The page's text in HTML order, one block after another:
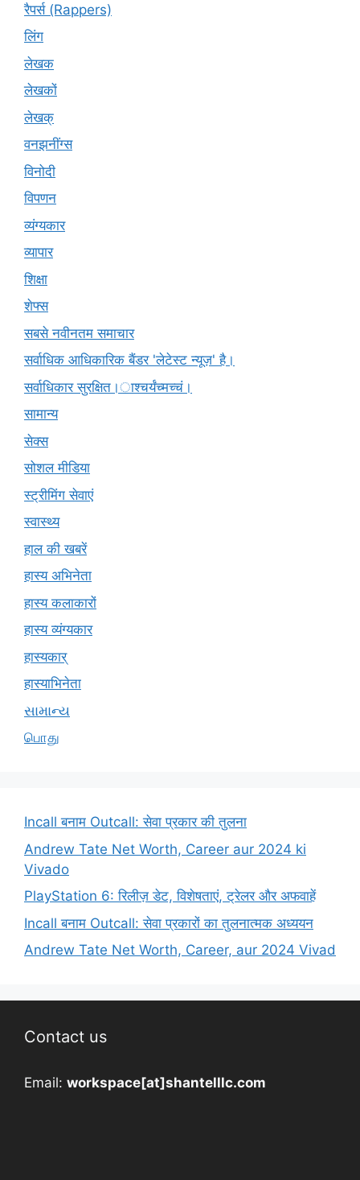
रैपर्स (Rappers)
लिंग
लेखक
लेखकों
लेखक्
वनझनींग्स
विनोदी
विपणन
व्यंग्यकार
व्यापार
शिक्षा
शेफ्स
सबसे नवीनतम समाचार
सर्वाधिक आधिकारिक बैंडर 'लेटेस्ट न्यूज़' है।
सर्वाधिकार सुरक्षित।ाश्चर्यंच्मच्चं।
सामान्य
सेक्स
सोशल मीडिया
स्ट्रीमिंग सेवाएं
स्वास्थ्य
हाल की खबरें
हास्य अभिनेता
हास्य कलाकारों
हास्य व्यंग्यकार
हास्यकार्
हास्याभिनेता
સામાન્ય
பொது
Incall बनाम Outcall: सेवा प्रकार की तुलना
Andrew Tate Net Worth, Career aur 2024 ki
Vivado
PlayStation 6: रिलीज़ डेट, विशेषताएं, ट्रेलर और अफवाहें
Incall बनाम Outcall: सेवा प्रकारों का तुलनात्मक अध्ययन
Andrew Tate Net Worth, Career, aur 2024 Vivad
Contact us
Email: workspace[at]shantelllc.com